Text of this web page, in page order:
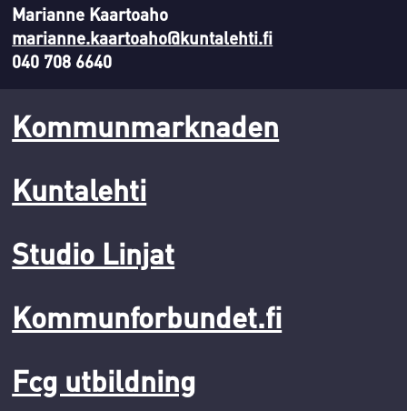
Marianne Kaartoaho
marianne.kaartoaho@kuntalehti.fi
040 708 6640
Kommunmarknaden
Kuntalehti
Studio Linjat
Kommunforbundet.fi
Fcg utbildning